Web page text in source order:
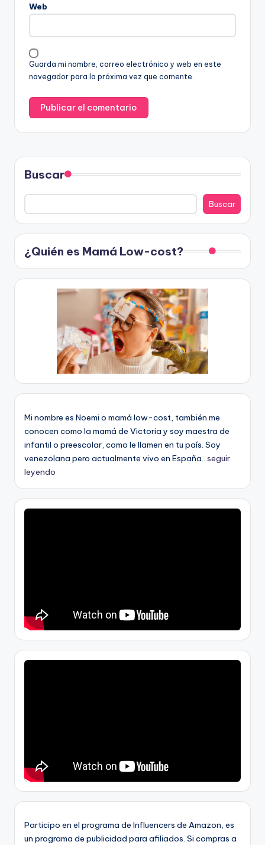
Web
Guarda mi nombre, correo electrónico y web en este
navegador para la próxima vez que comente.
Buscar
Buscar
¿Quién es Mamá Low-cost?
Mi nombre es Noemi o mamá low-cost, también me
conocen como la mamá de Victoria y soy maestra de
infantil o preescolar, como le llamen en tu país. Soy
venezolana pero actualmente vivo en España...seguir
leyendo
Participo en el programa de Influencers de Amazon, es
un programa de publicidad para afiliados. Si compras a